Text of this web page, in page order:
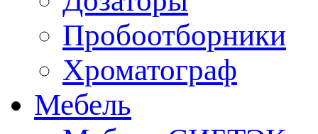
Пробоотборники
Хроматограф
Мебель